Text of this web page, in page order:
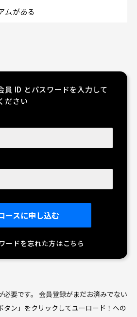
ムがある
員 ID とパスワードを入力して
ださい
ースに申し込む
ードを忘れた方はこちら
必要です。 会員登録がまだお済みでない
タン」をクリックしてユーロード！への